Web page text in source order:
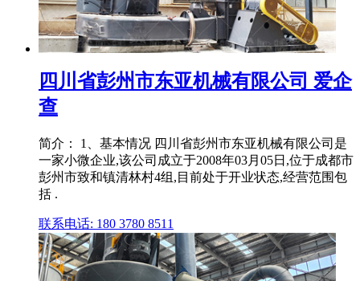
四川省彭州市东亚机械有限公司 爱企
查
简介： 1、基本情况 四川省彭州市东亚机械有限公司是
一家小微企业,该公司成立于2008年03月05日,位于成都市
彭州市致和镇清林村4组,目前处于开业状态,经营范围包
括 .
联系电话: 180 3780 8511